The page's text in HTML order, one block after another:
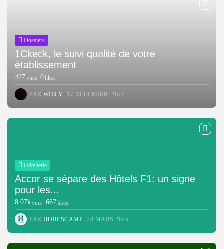
Dossiers
1Ckeck, le suivi qualité de votre
établissement
427vues 0likes
PAR WILLY 17 DÉCEMBRE 2021
Hôtellerie
Accor se sépare des Hôtels F1: un signe
pour les...
8.07kvues 667likes
PAR HORESCAMP 28 MARS 2025